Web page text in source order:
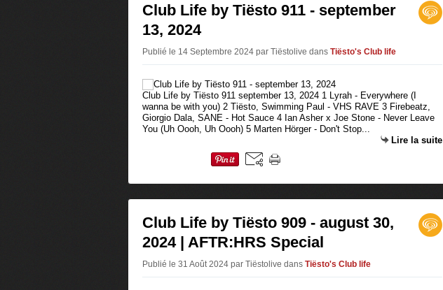
Club Life by Tiësto 911 - september
13, 2024
Publié le 14 Septembre 2024 par Tiëstolive dans Tiësto's Club life
Club Life by Tiësto 911 september 13, 2024 1 Lyrah - Everywhere (I
wanna be with you) 2 Tiësto, Swimming Paul - VHS RAVE 3 Firebeatz,
Giorgio Dala, SANE - Hot Sauce 4 Ian Asher x Joe Stone - Never Leave
You (Uh Oooh, Uh Oooh) 5 Marten Hörger - Don't Stop...
Lire la suite
Club Life by Tiësto 909 - august 30,
2024 | AFTR:HRS Special
Publié le 31 Août 2024 par Tiëstolive dans Tiësto's Club life